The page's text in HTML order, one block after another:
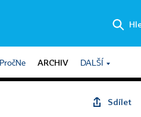
PročNe ARCHIV DALŠÍ
Sdílet